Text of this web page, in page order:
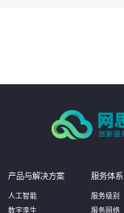
产品与解决方案
人工智能
数字孪生
服务体系
服务级别
服务网络